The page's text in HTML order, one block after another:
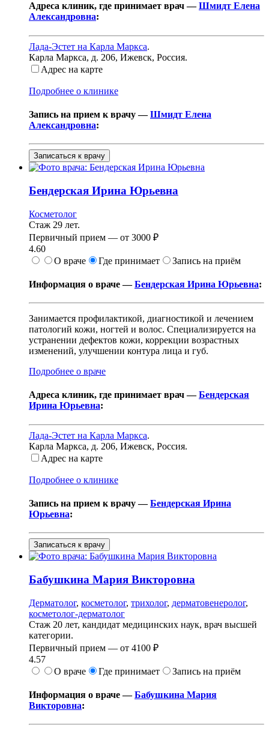
Адреса клиник, где принимает врач —Шмидт Елена
Александровна:
Лада-Эстет на Карла Маркса.
Карла Маркса, д. 206, Ижевск, Россия.
Адрес на карте
Подробнее о клинике
Запись на прием к врачу —Шмидт Елена
Александровна:
Записаться к врачу
Бендерская Ирина Юрьевна
Косметолог
Стаж 29 лет.
Первичный прием — от 3000 ₽
4.60
О враче
Где принимает Запись на приём
Информация о враче —Бендерская Ирина Юрьевна:
Занимается профилактикой, диагностикой и лечением
патологий кожи, ногтей и волос. Специализируется на
устранении дефектов кожи, коррекции возрастных
изменений, улучшении контура лица и губ.
Подробнее о враче
Адреса клиник, где принимает врач —Бендерская
Ирина Юрьевна:
Лада-Эстет на Карла Маркса.
Карла Маркса, д. 206, Ижевск, Россия.
Адрес на карте
Подробнее о клинике
Запись на прием к врачу —Бендерская Ирина
Юрьевна:
Записаться к врачу
Бабушкина Мария Викторовна
Дерматолог, косметолог, трихолог, дерматовенеролог,
косметолог-дерматолог
Стаж 20 лет, кандидат медицинских наук, врач высшей
категории.
Первичный прием — от 4100 ₽
4.57
О враче
Где принимает Запись на приём
Информация о враче —Бабушкина Мария
Викторовна: